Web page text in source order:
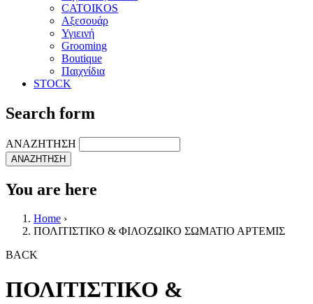
CATOIKOS
Αξεσουάρ
Υγιεινή
Grooming
Boutique
Παιχνίδια
STOCK
Search form
ΑΝΑΖΗΤΗΣΗ
You are here
Home ›
ΠΟΛΙΤΙΣΤΙΚΟ & ΦΙΛΟΖΩΙΚΟ ΣΩΜΑΤΙΟ ΑΡΤΕΜΙΣ
BACK
ΠΟΛΙΤΙΣΤΙΚΟ &